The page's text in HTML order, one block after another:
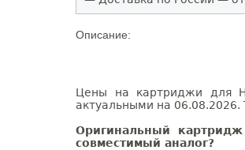
Описание:
Цены на картриджи для
актуальными на 06.08.2026.
Оригинальный
совместимый аналог?